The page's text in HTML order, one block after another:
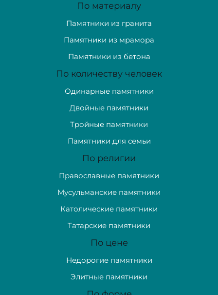
По материалу
Памятники из гранита
Памятники из мрамора
Памятники из бетона
По количеству человек
Одинарные памятники
Двойные памятники
Тройные памятники
Памятники для семьи
По религии
Православные памятники
Мусульманские памятники
Католические памятники
Татарские памятники
По цене
Недорогие памятники
Элитные памятники